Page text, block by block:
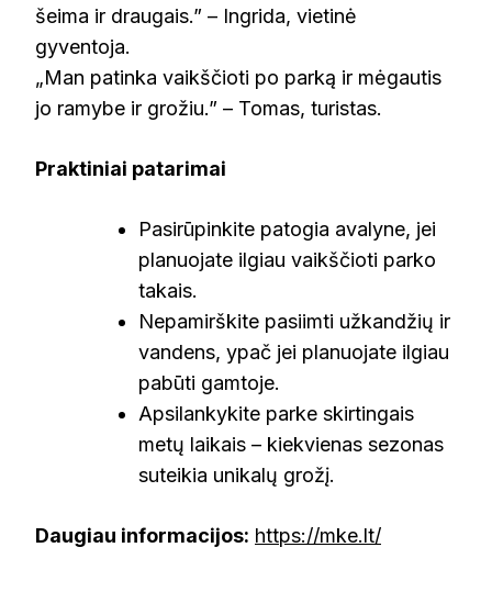
šeima ir draugais.” – Ingrida, vietinė
gyventoja.
„Man patinka vaikščioti po parką ir mėgautis
jo ramybe ir grožiu.” – Tomas, turistas.
Praktiniai patarimai
Pasirūpinkite patogia avalyne, jei
planuojate ilgiau vaikščioti parko
takais.
Nepamirškite pasiimti užkandžių ir
vandens, ypač jei planuojate ilgiau
pabūti gamtoje.
Apsilankykite parke skirtingais
metų laikais – kiekvienas sezonas
suteikia unikalų grožį.
Daugiau informacijos: https://mke.lt/